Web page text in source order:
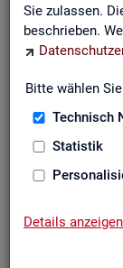
Sie zulassen.
beschrieben.
Bitte wählen
Technisch
Statistik
Details anzeigen
Ihre
Empfänger*